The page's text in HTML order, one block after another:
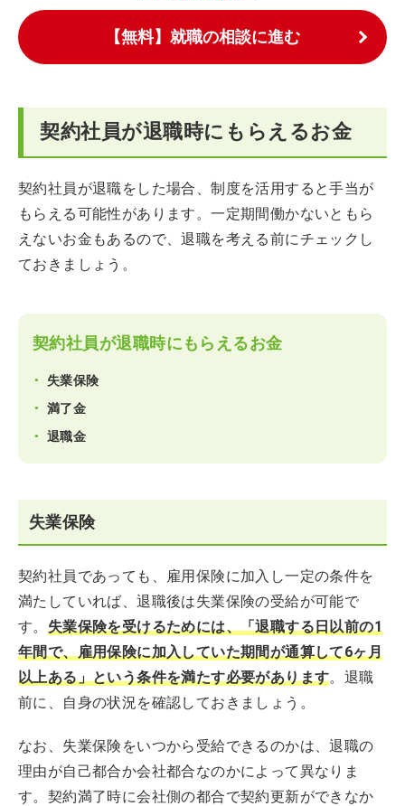
【無料】就職の相談に進む
契約社員が退職時にもらえるお金
契約社員が退職をした場合、制度を活用すると手当が
もらえる可能性があります。一定期間働かないともら
えないお金もあるので、退職を考える前にチェックし
ておきましょう。
契約社員が退職時にもらえるお金
失業保険
満了金
退職金
失業保険
契約社員であっても、雇用保険に加入し一定の条件を
満たしていれば、退職後は失業保険の受給が可能で
す。 失業保険を受けるためには、「退職する日以前の1
年間で、雇用保険に加入していた期間が通算して6ヶ月
以上ある」という条件を満たす必要があります。退職
前に、自身の状況を確認しておきましょう。
なお、失業保険をいつから受給できるのかは、退職の
理由が自己都合か会社都合なのかによって異なりま
す。契約満了時に会社側の都合で契約更新ができなか